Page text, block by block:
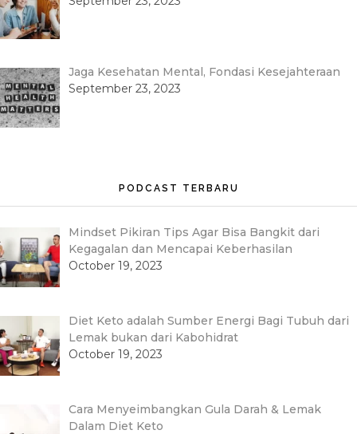
Jaga Kesehatan Mental, Fondasi Kesejahteraan
September 23, 2023
PODCAST TERBARU
Mindset Pikiran Tips Agar Bisa Bangkit dari
Kegagalan dan Mencapai Keberhasilan
October 19, 2023
Diet Keto adalah Sumber Energi Bagi Tubuh dari
Lemak bukan dari Kabohidrat
October 19, 2023
Cara Menyeimbangkan Gula Darah & Lemak
Dalam Diet Keto